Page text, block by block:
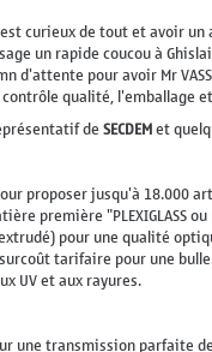
curieux de tout et avoir
un rapide coucou à
d'attente pour avoir Mr
qualité, l'emballage
deSECDEMet
proposer jusqu'à 18.000
première
pour une qualité
tarifaire pour une
UV et aux rayures.
une transmission parfaite